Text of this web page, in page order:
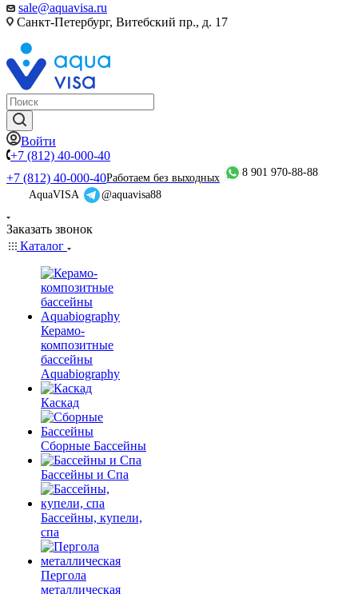
sale@aquavisa.ru
Санкт-Петербург, Витебский пр., д. 17
Войти
+7 (812) 40-000-40
+7 (812) 40-000-40Работаем без выходных
8 901 970-88-88
AquaVISA
@aquavisa88
Заказать звонок
Каталог
Керамо-
композитные
бассейны
Aquabiography
Каскад
Сборные Бассейны
Бассейны и Спа
Бассейны, купели,
спа
Пергола
металлическая